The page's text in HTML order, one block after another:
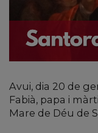
Avui, dia 20 de
Fabià, papa i
Mare de Déu de